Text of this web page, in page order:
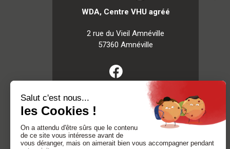
WDA, Centre VHU agréé
2 rue du Vieil Amnéville
57360 Amnéville